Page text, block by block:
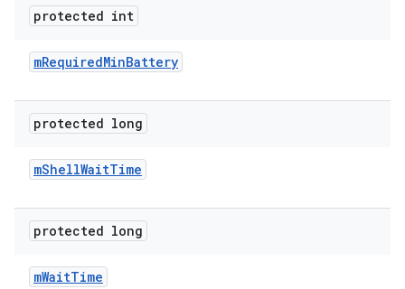
protected int
mRequiredMinBattery
protected long
mShellWaitTime
protected long
mWaitTime